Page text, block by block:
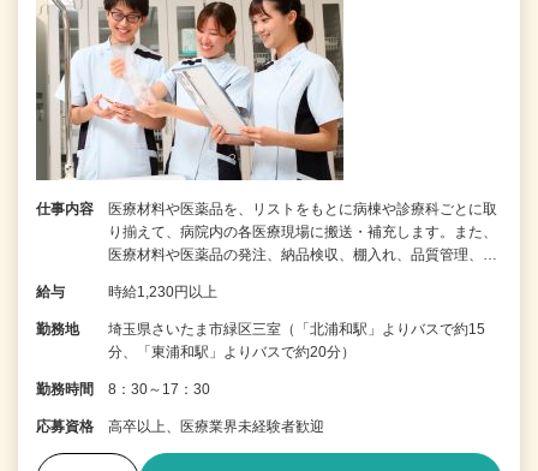
仕事内容
医療材料や医薬品を、リストをもとに病棟や診療科ごとに取
り揃えて、病院内の各医療現場に搬送・補充します。また、
医療材料や医薬品の発注、納品検収、棚入れ、品質管理、…
給与 時給1,230円以上
勤務地
埼玉県さいたま市緑区三室（「北浦和駅」よりバスで約15
分、「東浦和駅」よりバスで約20分）
勤務時間 8：30～17：30
応募資格 高卒以上、医療業界未経験者歓迎